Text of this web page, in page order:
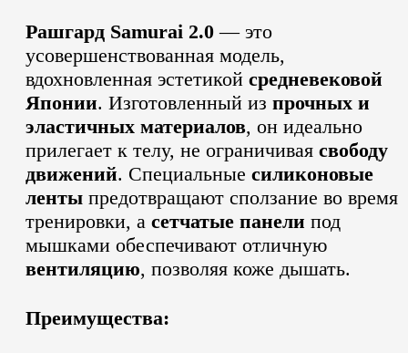
Рашгард Samurai 2.0 — это
усовершенствованная модель,
вдохновленная эстетикой средневековой
Японии. Изготовленный из прочных и
эластичных материалов, он идеально
прилегает к телу, не ограничивая свободу
движений. Специальные силиконовые
ленты предотвращают сползание во время
тренировки, а сетчатые панели под
мышками обеспечивают отличную
вентиляцию, позволяя коже дышать.
Преимущества: